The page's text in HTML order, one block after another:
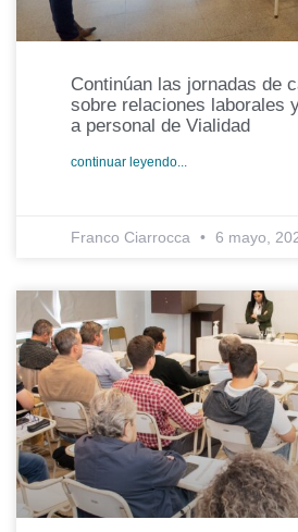
Continúan las jornadas de
sobre relaciones laborales
a personal de Vialidad
continuar leyendo...
Franco Ciarrocca 6 mayo,